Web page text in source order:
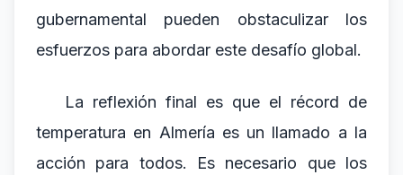
gubernamental pueden obstaculizar los
esfuerzos para abordar este desafío global.
La reflexión final es que el récord de
temperatura en Almería es un llamado a la
acción para todos. Es necesario que los